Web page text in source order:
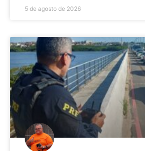
5 de agosto de 2026